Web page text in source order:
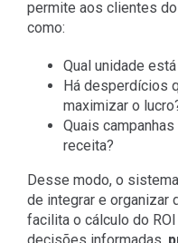
permite aos clientes
como:
Qual unidade
Há desperdícios
maximizar o
Quais
receita?
Desse modo, o
de integrar e organizar
facilita o cálculo do